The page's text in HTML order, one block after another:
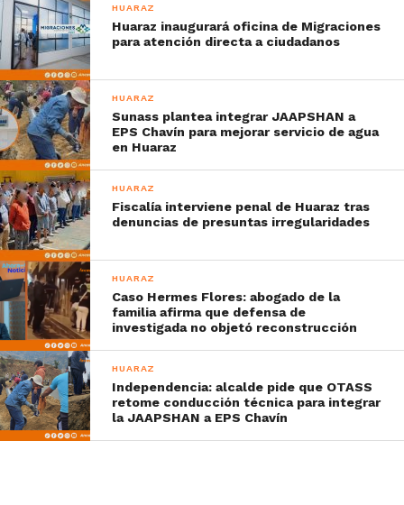
HUARAZ
Huaraz inaugurará oficina de Migraciones
para atención directa a ciudadanos
HUARAZ
Sunass plantea integrar JAAPSHAN a
EPS Chavín para mejorar servicio de agua
en Huaraz
HUARAZ
Fiscalía interviene penal de Huaraz tras
denuncias de presuntas irregularidades
HUARAZ
Caso Hermes Flores: abogado de la
familia afirma que defensa de
investigada no objetó reconstrucción
HUARAZ
Independencia: alcalde pide que OTASS
retome conducción técnica para integrar
la JAAPSHAN a EPS Chavín